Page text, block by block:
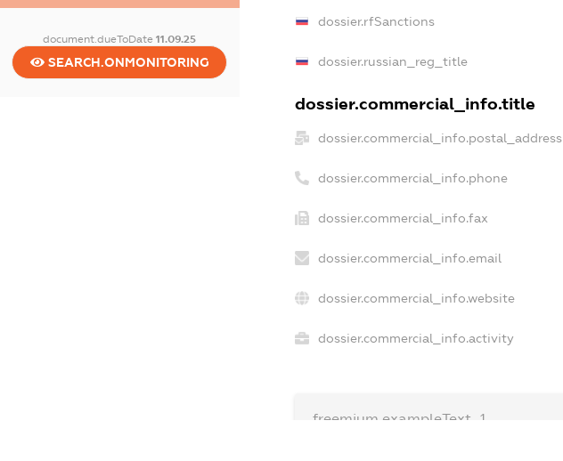
document.dueToDate11.09.25
SEARCH.ONMONITORING
dossier.rfSanctions
dossier.russian_reg_title
dossier.commercial_info.title
dossier.commercial_info.postal_address
dossier.commercial_info.phone
dossier.commercial_info.fax
dossier.commercial_info.email
dossier.commercial_info.website
dossier.commercial_info.activity
freemium.exampleText_1